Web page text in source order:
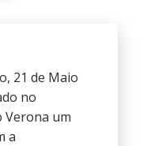
21 de Maio
no
Verona um
a